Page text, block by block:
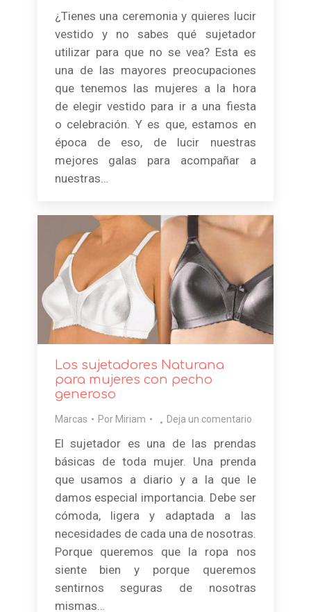
¿Tienes una ceremonia y quieres lucir
vestido y no sabes qué sujetador
utilizar para que no se vea? Esta es
una de las mayores preocupaciones
que tenemos las mujeres a la hora
de elegir vestido para ir a una fiesta
o celebración. Y es que, estamos en
época de eso, de lucir nuestras
mejores galas para acompañar a
nuestras…
Los sujetadores Naturana
para mujeres con pecho
generoso
Marcas Por Miriam Deja un comentario
El sujetador es una de las prendas
básicas de toda mujer. Una prenda
que usamos a diario y a la que le
damos especial importancia. Debe ser
cómoda, ligera y adaptada a las
necesidades de cada una de nosotras.
Porque queremos que la ropa nos
siente bien y porque queremos
sentirnos seguras de nosotras
mismas…